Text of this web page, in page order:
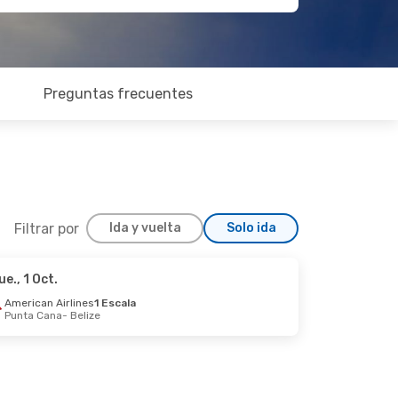
Preguntas frecuentes
Filtrar por Ida y vuelta Solo ida
1 Oct.
American Airlines1 Escala
Punta Cana- Belize